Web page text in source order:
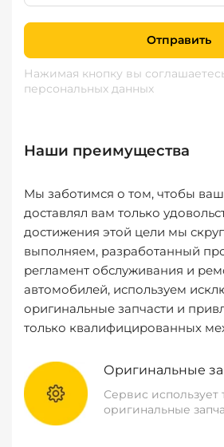
Отправить
Нажимая кнопку вы
персональных данных
Наши преимущества
Мы заботимся о том, чтобы
доставлял вам только
достижения этой цели мы
выполняем, разработанный
регламент обслуживания и
автомобилей, используем
оригинальные запчасти и
только квалифицированных
Оригинальные
Сервис использует
оригинальные